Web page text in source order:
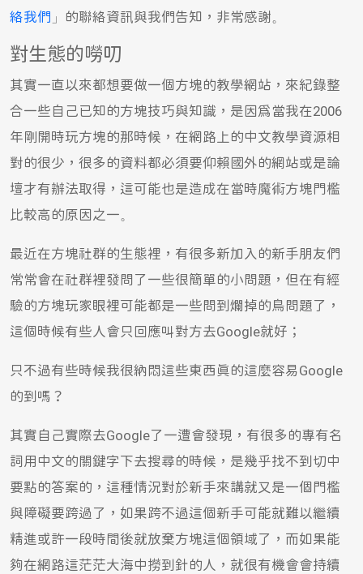
絡我們 」的聯絡資訊與我們告知，非常感謝。
對生態的嘮叨
其實一直以來都想要做一個方塊的教學網站，來紀錄整
合一些自己已知的方塊技巧與知識，是因為當我在2006
年剛開時玩方塊的那時候，在網路上的中文教學資源相
對的很少，很多的資料都必須要仰賴國外的網站或是論
壇才有辦法取得，這可能也是造成在當時魔術方塊門檻
比較高的原因之一。
最近在方塊社群的生態裡，有很多新加入的新手朋友們
常常會在社群裡發問了一些很簡單的小問題，但在有經
驗的方塊玩家眼裡可能都是一些問到爛掉的鳥問題了，
這個時候有些人會只回應叫對方去Google就好；
只不過有些時候我很納悶這些東西真的這麼容易Google
的到嗎？
其實自己實際去Google了一遭會發現，有很多的專有名
詞用中文的關鍵字下去搜尋的時候，是幾乎找不到切中
要點的答案的，這種情況對於新手來講就又是一個門檻
與障礙要跨過了，如果跨不過這個新手可能就難以繼續
精進或許一段時間後就放棄方塊這個領域了，而如果能
夠在網路這茫茫大海中撈到針的人，就很有機會會持續